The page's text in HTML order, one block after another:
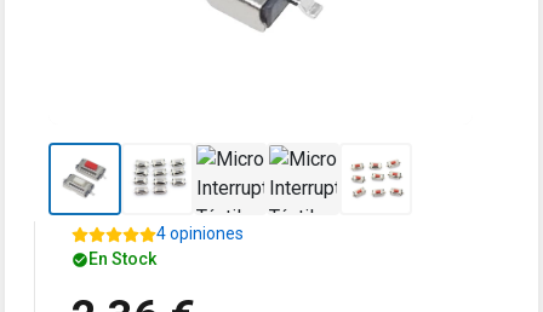
4 opiniones
En Stock